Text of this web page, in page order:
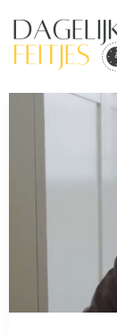
naar